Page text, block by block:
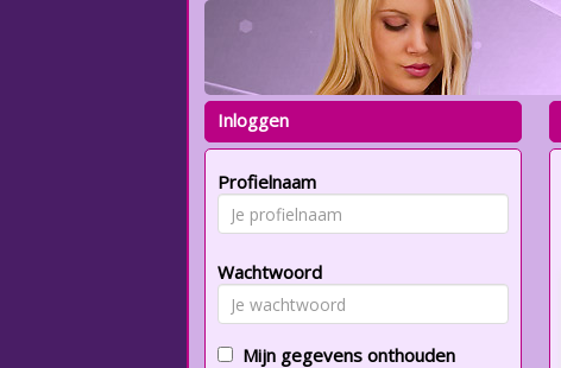
Inloggen
Profielnaam
Wachtwoord
Mijn gegevens onthouden